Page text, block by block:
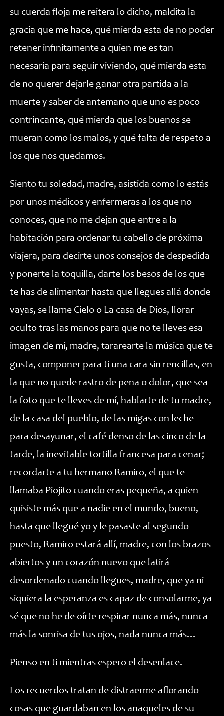
su cuerda floja me reitera lo dicho, maldita la
gracia que me hace, qué mierda esta de no poder
retener infinitamente a quien me es tan
necesaria para seguir viviendo, qué mierda esta
de no querer dejarle ganar otra partida a la
muerte y saber de antemano que uno es poco
contrincante, qué mierda que los buenos se
mueran como los malos, y qué falta de respeto a
los que nos quedamos.
Siento tu soledad, madre, asistida como lo estás
por unos médicos y enfermeras a los que no
conoces, que no me dejan que entre a la
habitación para ordenar tu cabello de próxima
viajera, para decirte unos consejos de despedida
y ponerte la toquilla, darte los besos de los que
te has de alimentar hasta que llegues allá donde
vayas, se llame Cielo o La casa de Dios, llorar
oculto tras las manos para que no te lleves esa
imagen de mí, madre, tararearte la música que te
gusta, componer para ti una cara sin rencillas, en
la que no quede rastro de pena o dolor, que sea
la foto que te lleves de mí, hablarte de tu madre,
de la casa del pueblo, de las migas con leche
para desayunar, el café denso de las cinco de la
tarde, la inevitable tortilla francesa para cenar;
recordarte a tu hermano Ramiro, el que te
llamaba Piojito cuando eras pequeña, a quien
quisiste más que a nadie en el mundo, bueno,
hasta que llegué yo y le pasaste al segundo
puesto, Ramiro estará allí, madre, con los brazos
abiertos y un corazón nuevo que latirá
desordenado cuando llegues, madre, que ya ni
siquiera la esperanza es capaz de consolarme, ya
sé que no he de oírte respirar nunca más, nunca
más la sonrisa de tus ojos, nada nunca más…
Pienso en ti mientras espero el desenlace.
Los recuerdos tratan de distraerme aflorando
cosas que guardaban en los anaqueles de su